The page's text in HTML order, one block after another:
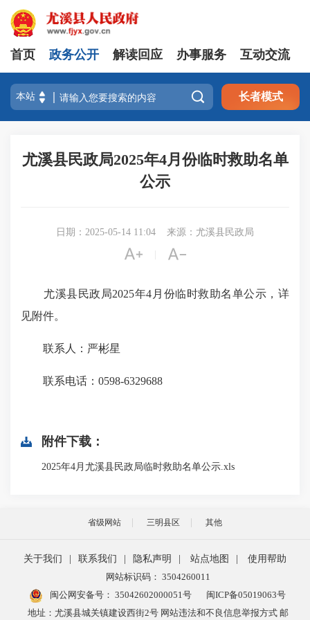
首页 政务公开 解读回应 办事服务 互动交流
 长者模式
尤溪县民政局2025年4月份临时救助名单
公示
日期：2025-05-14 11:04 来源：尤溪县民政局
 
尤溪县民政局2025年4月份临时救助名单公示，详
见附件。
联系人：严彬星
联系电话：0598-6329688
附件下载：
2025年4月尤溪县民政局临时救助名单公示.xls
省级网站 三明县区 其他
关于我们 联系我们 隐私声明 站点地图
使用帮助
网站标识码： 3504260011
闽公网安备号： 35042602000051号
闽ICP备05019063号
地址：尤溪县城关镇建设西街2号 网站违法和不良信息举报方式 邮